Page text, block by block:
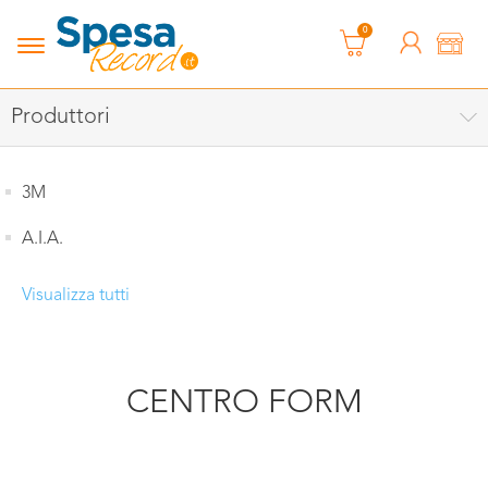
0
Produttori
3M
A.I.A.
Visualizza tutti
CENTRO FORM